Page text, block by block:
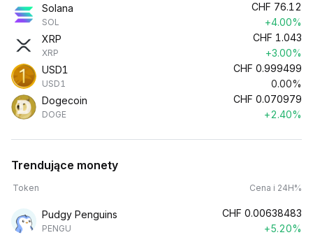
Solana
SOL
CHF 76.12
+4.00%
XRP
XRP
CHF 1.043
+3.00%
USD1
USD1
CHF 0.999499
0.00%
Dogecoin
DOGE
CHF 0.070979
+2.40%
Trendujące monety
Token Cena i 24H%
Pudgy Penguins
PENGU
CHF 0.00638483
+5.20%